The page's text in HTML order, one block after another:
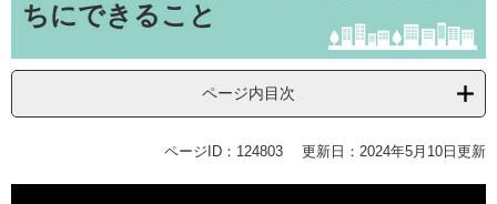
ちにできること
ページ内目次
ページID：124803 更新日：2024年5月10日更新